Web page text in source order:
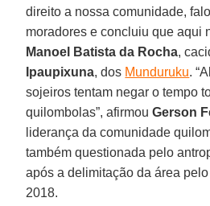
direito a nossa comunidade,
moradores e concluiu que aqui
Manoel Batista da Rocha,
Ipaupixuna, dos Munduruku.
sojeiros tentam negar o tempo
quilombolas”, afirmouGerson
liderança da comunidade
também questionada pelo
após a delimitação da área pelo
2018.